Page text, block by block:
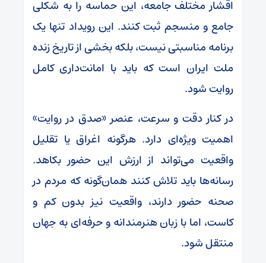
اقشار مختلف جامعه، این حماسه را به شکلی
جامع و منسجم ثبت کنند. این رویداد تنها یک
برنامه مناسبتی نیست، بلکه بخشی از تاریخ زنده
ملت ایران است که باید با امانت‌داری کامل
روایت شود.
در کنار دقت و سرعت، عنصر «صدق در روایت»
اهمیت ویژه‌ای دارد. هرگونه اغراق یا تقلیل
واقعیت می‌تواند از ارزش این حضور بکاهد.
رسانه‌ها باید تلاش کنند همان‌گونه که مردم در
صحنه حضور دارند، واقعیت نیز بدون کم و
کاست، اما با زبان هنرمندانه و حرفه‌ای به جهان
منتقل شود.